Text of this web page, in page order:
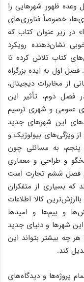
وعده ظهور شهرهایی را
خصوصاً فناوری‌های
ارتباطی شناخته می‌شوند. کلمه «Infobahn» در زیر عنوان کتاب که
نشان‌دهنده رویکرد
کتاب تلاش کرده تا
اول به ایده بزرگراه
از مخابرات دیجیتال،
فصل دوم، تأثیر این
عمومی و شهری ترسیم
این شهرهای جدید
ویژگی‌های بیولوژیک و
به مسائلی چون
و طراحی و معماری
فصل ششم تجارت است
بسیاری از متفکران
کالا اطلاعات
و بیم‌ها و امیدها
شهرها و دنیای جدید
چه بیشتر بتواند این
کند.
پروژه‌ها و دیدگاه‌های